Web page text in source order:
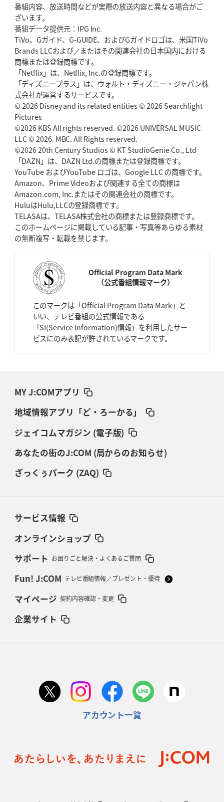
番組内容、放送時間などが実際の放送内容と異なる場合がご
ざいます。
番組データ提供元：IPG Inc.
TiVo、Gガイド、G-GUIDE、およびGガイドロゴは、米国TiVo
Brands LLCおよび／またはその関連会社の日本国内における
商標または登録商標です。
「Netflix」は、Netflix, Inc.の登録商標です。
「ディズニープラス」は、ウォルト・ディズニー・ジャパン株
式会社が運営するサービスです。
© 2026 Disney and its related entities © 2026 Searchlight
Pictures
©2026 KBS All rights reserved. ©2026 UNIVERSAL MUSIC
LLC © 2026. MBC. All Rights reserved.
©2026 20th Century Studios © KT StudioGenie Co., Ltd
「DAZN」は、DAZN Ltd.の商標または登録商標です。
YouTube およびYouTube ロゴは、Google LLC の商標です。
Amazon、Prime Videoおよび関連する全ての商標は
Amazon.com, Inc.またはその関連会社の商標です。
HuluはHulu,LLCの登録商標です。
TELASAは、TELASA株式会社の商標または登録商標です。
このホームページに掲載している記事・写真等あらゆる素材
の無断複写・転載を禁じます。
Official Program Data Mark
（公式番組情報マーク）
このマークは「Official Program Data Mark」と
いい、テレビ番組の公式情報である
「SI(Service Information)情報」を利用したサー
ビスにのみ表記が許されているマークです。
MY J:COMアプリ
地域情報アプリ「ど・ろーかる」
ジェイコムマガジン (電子版)
あなたの街のJ:COM (局からのお知らせ)
ざっくぅパーク (ZAQ)
サービス情報
オンラインショップ
サポート お困りごと解決・よくあるご質問
Fun! J:COM テレビ番組情報／プレゼント・優待
マイページ 契約内容確認・変更
企業サイト
アカウント一覧